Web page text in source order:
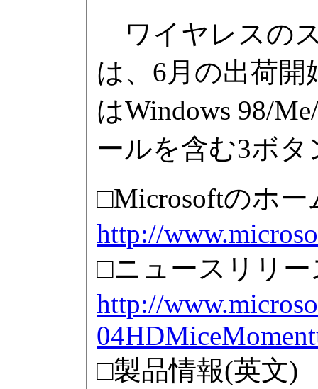
ワイヤレスのス
は、6月の出荷開
はWindows 98/
ールを含む3ボ
□Microsoftのホ
http://
□ニュースリリー
http://
□製品情報(英文)